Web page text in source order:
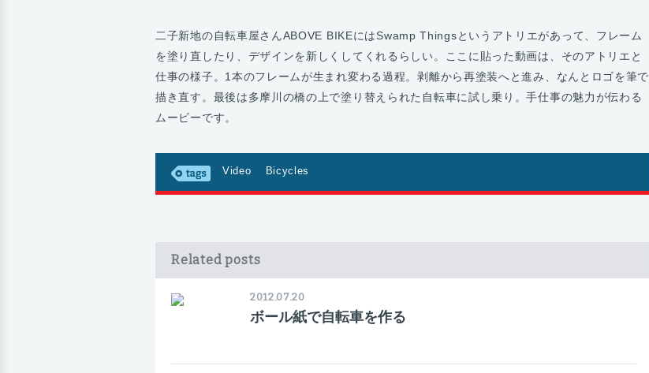
二子新地の自転車屋さんABOVE BIKEにはSwamp Thingsというアトリエがあって、フレーム
を塗り直したり、デザインを新しくしてくれるらしい。ここに貼った動画は、そのアトリエと
仕事の様子。1本のフレームが生まれ変わる過程。剥離から再塗装へと進み、なんとロゴを筆で
描き直す。最後は多摩川の橋の上で塗り替えられた自転車に試し乗り。手仕事の魅力が伝わる
ムービーです。
Video Bicycles
Related posts
2012.07.20
ボール紙で自転車を作る